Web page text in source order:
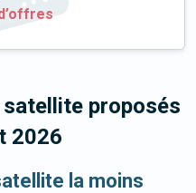
proposés
2026
la moins